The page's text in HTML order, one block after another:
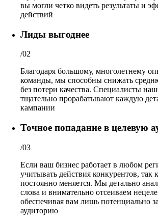
вы могли четко видеть результаты и
действий
Лиды выгоднее
/02
Благодаря большому, многолетнему
команды, мы способны снижать
без потери качества. Специалисты
тщательно прорабатывают каждую
кампании
Точное попадание в целевую
/03
Если ваш бизнес работает в любом
учитывать действия конкурентов, так
постоянно меняется. Мы детально
слова и внимательно отсеиваем
обеспечивая вам лишь потенциально
аудиторию